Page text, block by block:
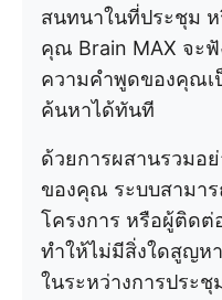
สนทนาในที่ประชุม
คุณ Brain MAX จะ
ความคำพูดของคุณเ
ค้นหาได้ทันที
ด้วยการผสานรวมอ
ของคุณ ระบบสามา
โครงการ หรือผู้ติดต่
ทำให้ไม่มีสิ่งใดสูญห
ในระหว่างการประ